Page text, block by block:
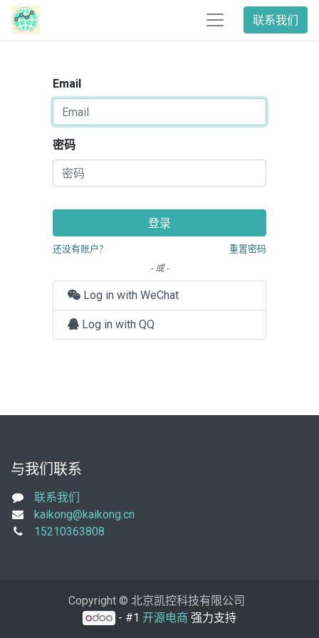
联系我们
Email
密码
登录
还没有账户？
重置密码
- 或 -
Log in with WeChat
Log in with QQ
与我们联系
联系我们
kaikong@kaikong.cn
15210363808
Copyright © 北京凯控科技有限公司
- #1开源电商 强力支持